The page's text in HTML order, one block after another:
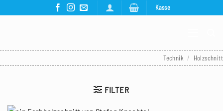
Kasse
Technik / Holzschnitt
FILTER